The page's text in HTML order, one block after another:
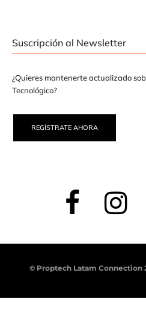
Suscripción al Newsletter
¿Quieres mantenerte actualizado
Tecnológico?
REGÍSTRATE AHORA
© Proptech Latam Connection